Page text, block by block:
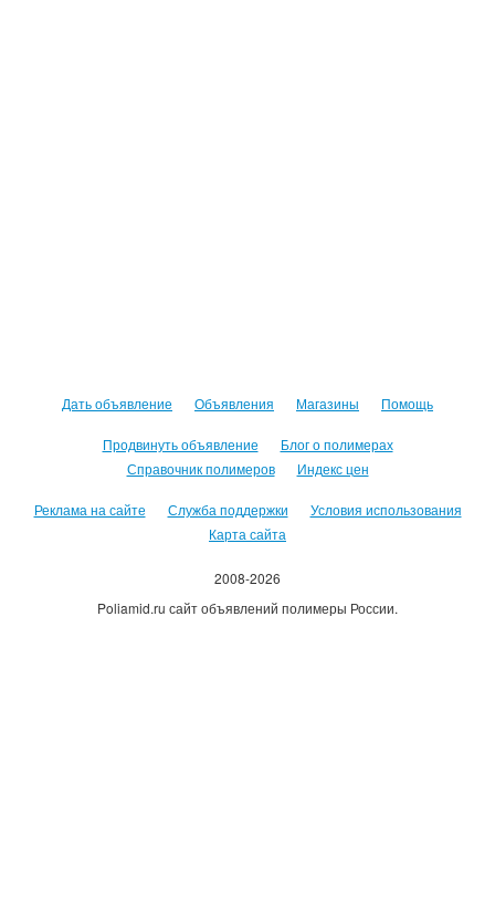
Дать объявление Объявления Магазины Помощь
Продвинуть объявление
Блог о полимерах
Справочник полимеров
Индекс цен
Реклама на сайте Служба поддержки
Условия использования
Карта сайта
2008-2026
Poliamid.ru сайт объявлений полимеры России.